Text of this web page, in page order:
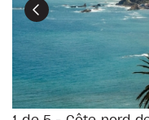
Précédent